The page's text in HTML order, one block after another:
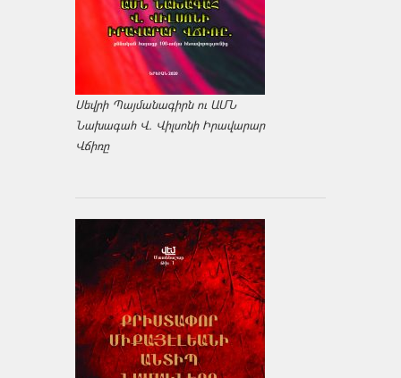
Սեվրի Պայմանագիրն ու ԱՄՆ
Նախագահ Վ. Վիլսոնի Իրավարար
Վճիռը